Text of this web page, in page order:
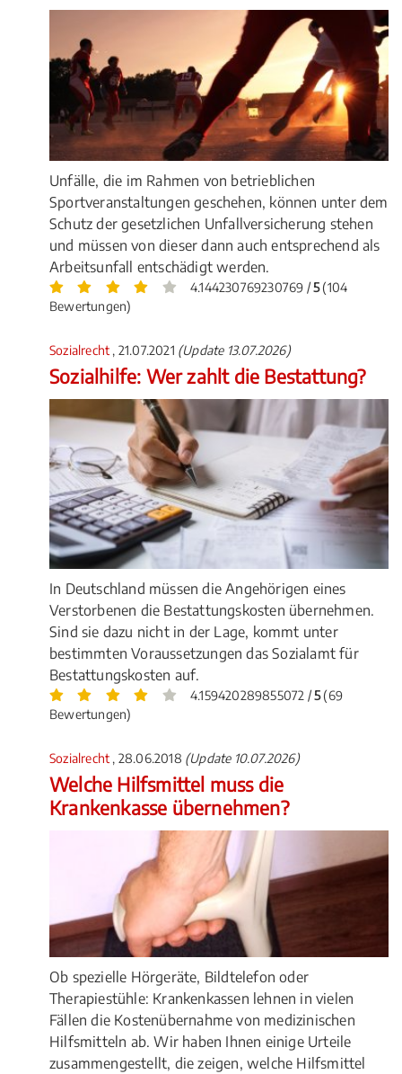
Unfälle, die im Rahmen von betrieblichen
Sportveranstaltungen geschehen, können unter dem
Schutz der gesetzlichen Unfallversicherung stehen
und müssen von dieser dann auch entsprechend als
Arbeitsunfall entschädigt werden.
4.144230769230769 /5(104
Bewertungen)
Sozialrecht , 21.07.2021 (Update 13.07.2026)
Sozialhilfe: Wer zahlt die Bestattung?
In Deutschland müssen die Angehörigen eines
Verstorbenen die Bestattungskosten übernehmen.
Sind sie dazu nicht in der Lage, kommt unter
bestimmten Voraussetzungen das Sozialamt für
Bestattungskosten auf.
4.159420289855072 /5(69
Bewertungen)
Sozialrecht , 28.06.2018 (Update 10.07.2026)
Welche Hilfsmittel muss die
Krankenkasse übernehmen?
Ob spezielle Hörgeräte, Bildtelefon oder
Therapiestühle: Krankenkassen lehnen in vielen
Fällen die Kostenübernahme von medizinischen
Hilfsmitteln ab. Wir haben Ihnen einige Urteile
zusammengestellt, die zeigen, welche Hilfsmittel